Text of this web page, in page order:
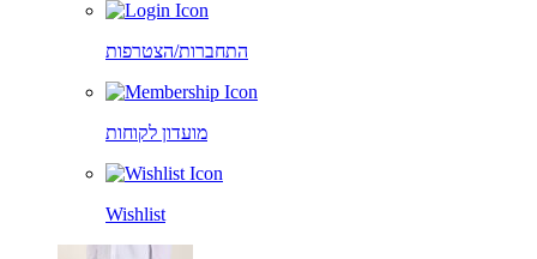
התחברות/הצטרפות
מועדון לקוחות
Wishlist